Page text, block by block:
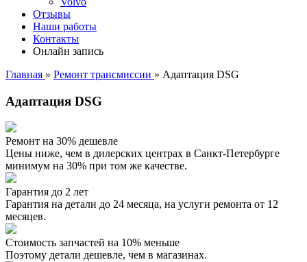
Отзывы
Наши работы
Контакты
Онлайн запись
Главная » Ремонт трансмиссии » Адаптация DSG
Адаптация DSG
Ремонт на 30% дешевле
Цены ниже, чем в дилерских центрах в Санкт-Петербурге
минимум на 30% при том же качестве.
Гарантия до 2 лет
Гарантия на детали до 24 месяца, на услуги ремонта от 12
месяцев.
Стоимость запчастей на 10% меньше
Поэтому детали дешевле, чем в магазинах.